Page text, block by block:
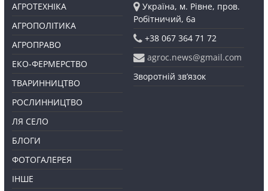
АГРОТЕХНІКА
АГРОПОЛІТИКА
АГРОПРАВО
ЕКО-ФЕРМЕРСТВО
ТВАРИННИЦТВО
РОСЛИННИЦТВО
ЛЯ СЕЛО
БЛОГИ
ФОТОГАЛЕРЕЯ
ІНШЕ
Україна, м. Рівне, пров.
Робітничий, 6а
+38 067 364 71 72
agroc.news@gmail.com
Зворотній зв’язок